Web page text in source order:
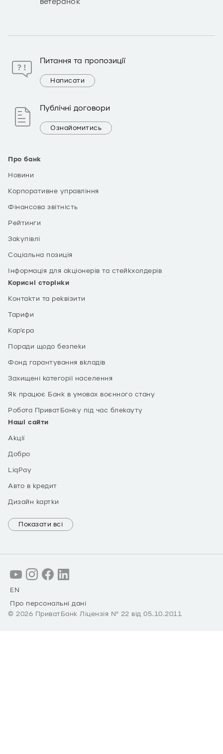
Про банк
Новини
Корпоративне управління
Фінансова звітність
Рейтинги
Закупівлі
Соціальна позиція
Інформація для акціонерів та стейкхолдерів
Корисні сторінки
Контакти та реквізити
Тарифи
Кар’єра
Поради щодо безпеки
Фонд гарантування вкладів
Захищені категорії населення
Як працює Банк в умовах воєнного стану
Робота ПриватБанку під час блекауту
Наші сайти
Акції
Добро
LiqPay
Авто в кредит
Дизайн картки
Показати всі
Питання та пропозиції
Написати
Публічні договори
Ознайомитись
EN
Про персональні дані
© 2026 ПриватБанк Ліцензія № 22 від 05.10.2011